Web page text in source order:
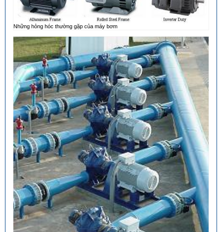
Những hỏng hóc thường gặp của máy bơm